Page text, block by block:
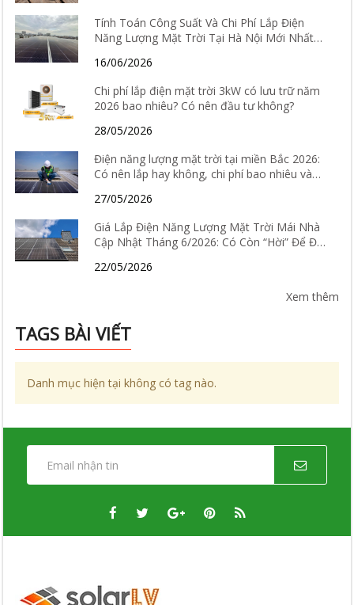
Tính Toán Công Suất Và Chi Phí Lắp Điện
Năng Lượng Mặt Trời Tại Hà Nội Mới Nhất
16/06/2026
Chi phí lắp điện mặt trời 3kW có lưu trữ năm
2026 bao nhiêu? Có nên đầu tư không?
28/05/2026
Điện năng lượng mặt trời tại miền Bắc 2026:
Có nên lắp hay không, chi phí bao nhiêu và
27/05/2026
Giá Lắp Điện Năng Lượng Mặt Trời Mái Nhà
Cập Nhật Tháng 6/2026: Có Còn “Hời” Để Đầu
22/05/2026
Xem thêm
TAGS BÀI VIẾT
Danh mục hiện tại không có tag nào.